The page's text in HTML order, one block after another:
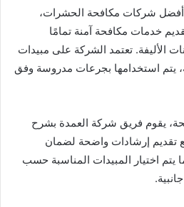
أفضل شركات مكافحة الحشرات،
خدمات مكافحة آمنة تمامًا
الأليفة. تعتمد الشركة على مبيدات
يتم استخدامها بجرعات مدروسة وفق
يقوم فريق شركة العمدة بشرح
مع تقديم إرشادات واضحة لضمان
يتم اختيار المبيدات المناسبة حسب